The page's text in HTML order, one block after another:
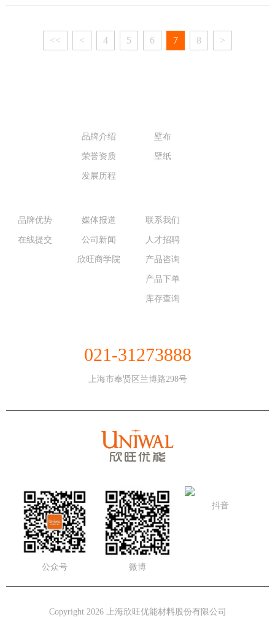
<< < 4 5 6 7 8 >
品牌介绍
荣誉资质
发展历程
壁布
壁纸
品牌优势
在线提交
媒体报道
公司新闻
欣旺商学院
联系我们
人才招聘
产品咨询
产品下单
库存查询
021-31273888
上海市奉贤区兰博路298号
公众号 微博
抖音
Copyright 2026 上海欣旺优能材料股份有限公司